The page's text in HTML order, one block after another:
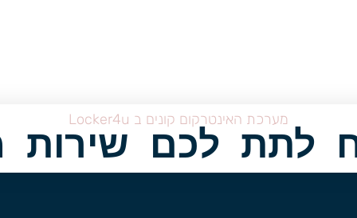
מערכת האינטרקום קונים ב Locker4u
לתת לכם שירות